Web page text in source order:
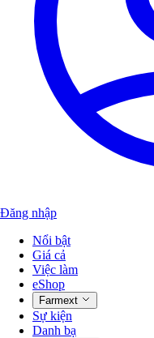
Đăng nhập
Nổi bật
Giá cả
Việc làm
eShop
Farmext
Sự kiện
Danh bạ